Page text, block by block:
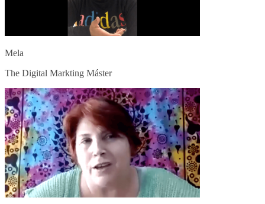
Mela
The Digital Markting Máster